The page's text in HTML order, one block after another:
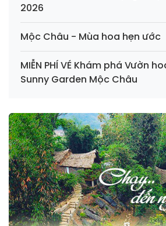
2026
Mộc Châu - Mùa hoa hẹn ước
MIỄN PHÍ VÉ Khám phá Vườn
Sunny Garden Mộc Châu